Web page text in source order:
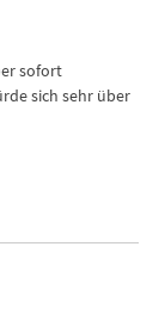
sofort
sich sehr über